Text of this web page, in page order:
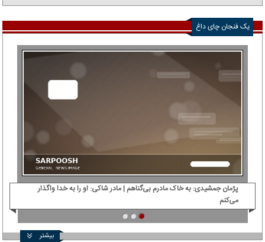
یک فنجان چای داغ
پژمان جمشیدی: ‌به خاک مادرم بی‌گناهم | مادر شاکی: او را به خدا واگذار
می‌کنم
بیشتر